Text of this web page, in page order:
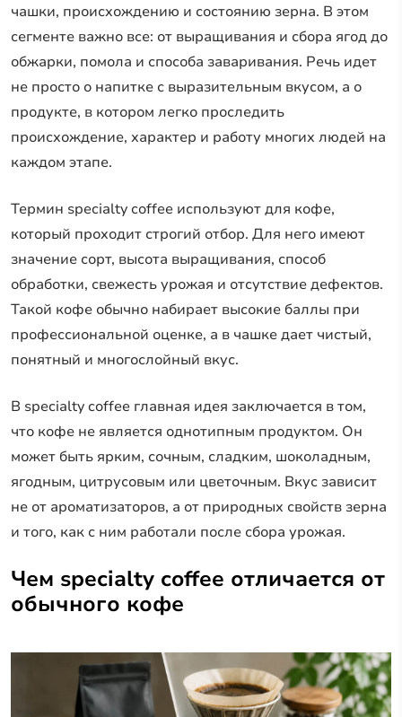
чашки, происхождению и состоянию зерна. В этом
сегменте важно все: от выращивания и сбора ягод до
обжарки, помола и способа заваривания. Речь идет
не просто о напитке с выразительным вкусом, а о
продукте, в котором легко проследить
происхождение, характер и работу многих людей на
каждом этапе.
Термин specialty coffee используют для кофе,
который проходит строгий отбор. Для него имеют
значение сорт, высота выращивания, способ
обработки, свежесть урожая и отсутствие дефектов.
Такой кофе обычно набирает высокие баллы при
профессиональной оценке, а в чашке дает чистый,
понятный и многослойный вкус.
В specialty coffee главная идея заключается в том,
что кофе не является однотипным продуктом. Он
может быть ярким, сочным, сладким, шоколадным,
ягодным, цитрусовым или цветочным. Вкус зависит
не от ароматизаторов, а от природных свойств зерна
и того, как с ним работали после сбора урожая.
Чем specialty coffee отличается от
обычного кофе